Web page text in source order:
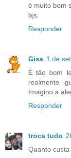
é muito bom
bjs.
Responder
Gisa 1 de
É tão bom
realmente
Imagino a
Responder
troca tudo
Quanto